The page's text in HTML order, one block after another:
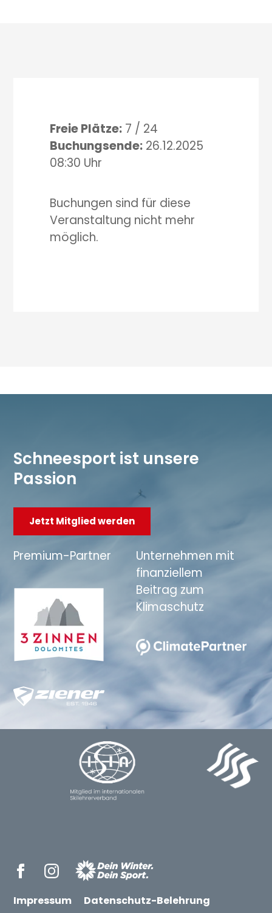
Freie Plätze: 7 / 24
Buchungsende: 26.12.2025
08:30 Uhr
Buchungen sind für diese
Veranstaltung nicht mehr
möglich.
Schneesport ist unsere
Passion
Jetzt Mitglied werden
Premium-Partner
Unternehmen mit
finanziellem
Beitrag zum
Klimaschutz
Impressum Datenschutz-Belehrung